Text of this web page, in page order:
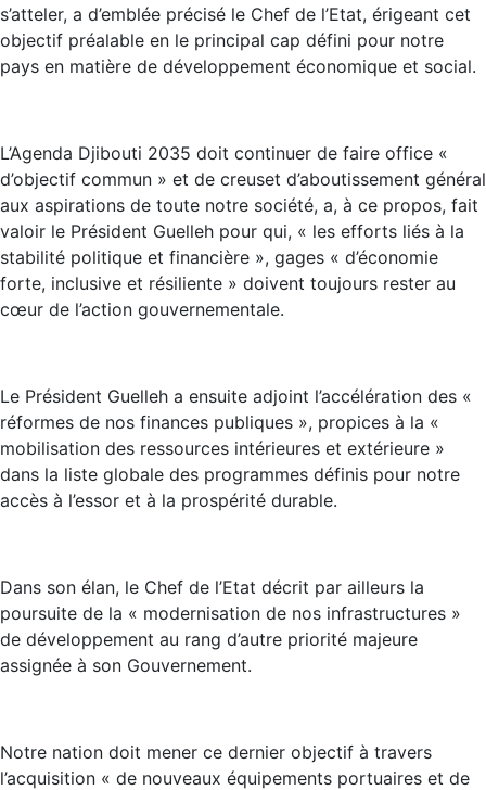
s’atteler, a d’emblée précisé le Chef de l’Etat, érigeant cet
objectif préalable en le principal cap défini pour notre
pays en matière de développement économique et social.
L’Agenda Djibouti 2035 doit continuer de faire office «
d’objectif commun » et de creuset d’aboutissement général
aux aspirations de toute notre société, a, à ce propos, fait
valoir le Président Guelleh pour qui, « les efforts liés à la
stabilité politique et financière », gages « d’économie
forte, inclusive et résiliente » doivent toujours rester au
cœur de l’action gouvernementale.
Le Président Guelleh a ensuite adjoint l’accélération des «
réformes de nos finances publiques », propices à la «
mobilisation des ressources intérieures et extérieure »
dans la liste globale des programmes définis pour notre
accès à l’essor et à la prospérité durable.
Dans son élan, le Chef de l’Etat décrit par ailleurs la
poursuite de la « modernisation de nos infrastructures »
de développement au rang d’autre priorité majeure
assignée à son Gouvernement.
Notre nation doit mener ce dernier objectif à travers
l’acquisition « de nouveaux équipements portuaires et de